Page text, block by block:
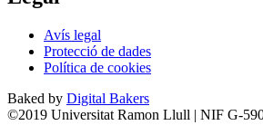
Avís legal
Protecció de dades
Política de cookies
Baked by Digital Bakers
©2019 Universitat Ramon Llull | NIF G-